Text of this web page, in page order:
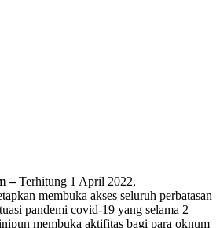
–Terhitung 1 April 2022,
membuka akses seluruh perbatasan
pandemi covid-19 yang selama 2
membuka aktifitas bagi para oknum